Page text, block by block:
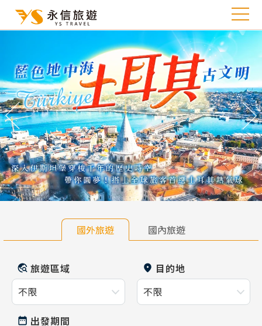
往前 往
國外旅遊 國內旅遊
旅遊區域 目的地
出發期間